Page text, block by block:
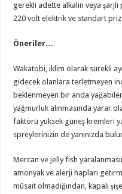
gerekli adette alkalin veya şarjlı
220 volt elektrik ve standart
Öneriler…
Wakatobi, iklim olarak sürekli
gidecek olanlara terletmeyen
beklenmeyen bir anda
yağmurluk alınmasında yarar
faktörü yüksek güneş kremleri
spreylerinizin de yanınızda
Mercan ve jelly fish
amonyak ve alerji hapları
müsait olmadığından, kapalı